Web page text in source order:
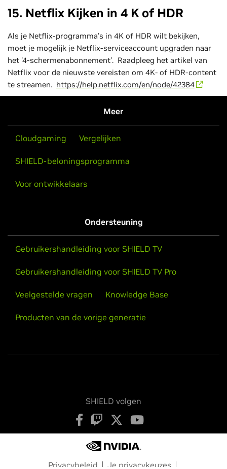
15. Netflix Kijken in 4 K of HDR
Als je Netflix-programma's in 4K of HDR wilt bekijken,
moet je mogelijk je Netflix-serviceaccount upgraden naar
het '4-schermenabonnement'. Raadpleeg het artikel van
Netflix voor de nieuwste vereisten om 4K- of HDR-content
te streamen. https://help.netflix.com/en/node/42384
Meer
Cloudgaming Vergelijken
SHIELD-beloningsprogramma
Voor ontwikkelaars
Ondersteuning
Gebruikershandleiding voor SHIELD TV
Gebruikershandleiding voor SHIELD TV Pro
Veelgestelde vragen Knowledge Base
Producten van de vorige generatie
SHIELD volgen
Privacybeleid Je privacykeuzes